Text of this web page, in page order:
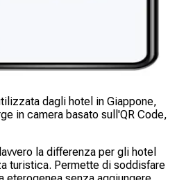
dagli hotel in Giappone,
in camera basato sull'QR Code,
la differenza per gli hotel
turistica. Permette di soddisfare